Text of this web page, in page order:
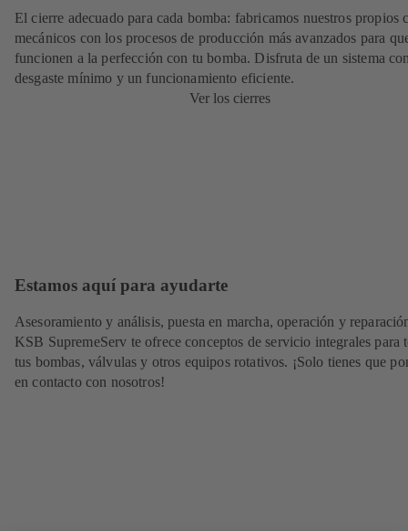
El cierre adecuado para cada bomba: fabricamos nuestros propios
mecánicos con los procesos de producción más avanzados para
funcionen a la perfección con tu bomba. Disfruta de un sistema
desgaste mínimo y un funcionamiento eficiente.
Ver los cierres
Estamos aquí para ayudarte
Asesoramiento y análisis, puesta en marcha, operación y
KSB SupremeServ te ofrece conceptos de servicio integrales para
tus bombas, válvulas y otros equipos rotativos. ¡Solo tienes que
en contacto con nosotros!